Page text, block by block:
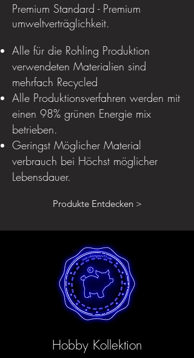
Premium Standard - Premium
umweltverträglichkeit.
Alle für die Rohling Produktion
verwendeten Materialien sind
mehrfach Recycled
Alle Produktionsverfahren werden mit
einen 98% grünen Energie mix
betrieben.
Geringst Möglicher Material
verbrauch bei Höchst möglicher
Lebensdauer.
Produkte Entdecken >
Hobby Kollektion